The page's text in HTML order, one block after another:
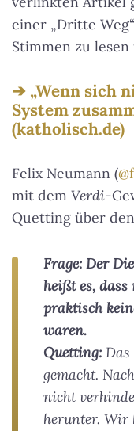
einer „Dritte
Stimmen zu
„Wenn sich
System
(katholisch.de)
Felix Neumann (
mit dem Verdi-
Quetting über
Frage: Der
heißt es,
praktisch
waren.
Quetting:
gemacht.
nicht
herunter. Wir